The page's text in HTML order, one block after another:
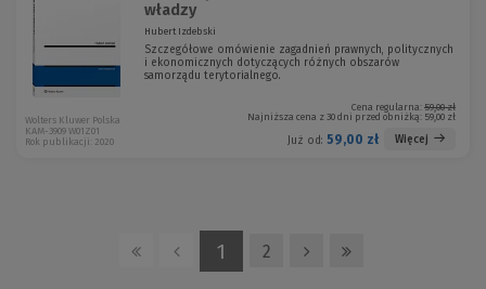
władzy
Hubert Izdebski
Szczegółowe omówienie zagadnień prawnych, politycznych
i ekonomicznych dotyczących różnych obszarów
samorządu terytorialnego.
Cena regularna: 59,00 zł
Najniższa cena z 30 dni przed obniżką: 59,00 zł
Już od: 59,00 zł Więcej
Wolters Kluwer Polska
KAM-3909 W01Z01
Rok publikacji: 2020
1 2